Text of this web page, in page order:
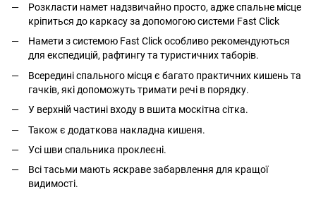
Розкласти намет надзвичайно просто, адже спальне місце
кріпиться до каркасу за допомогою системи Fast Click
Намети з системою Fast Click особливо рекомендуються
для експедицій, рафтингу та туристичних таборів.
Всередині спального місця є багато практичних кишень та
гачків, які допоможуть тримати речі в порядку.
У верхній частині входу в вшита москітна сітка.
Також є додаткова накладна кишеня.
Усі шви спальника проклеєні.
Всі тасьми мають яскраве забарвлення для кращої
видимості.